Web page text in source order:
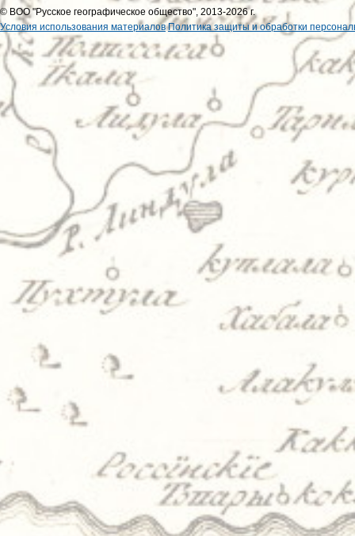
© ВОО "Русское географическое общество", 2013-2026 г.
Условия использования материалов Политика защиты и обработки